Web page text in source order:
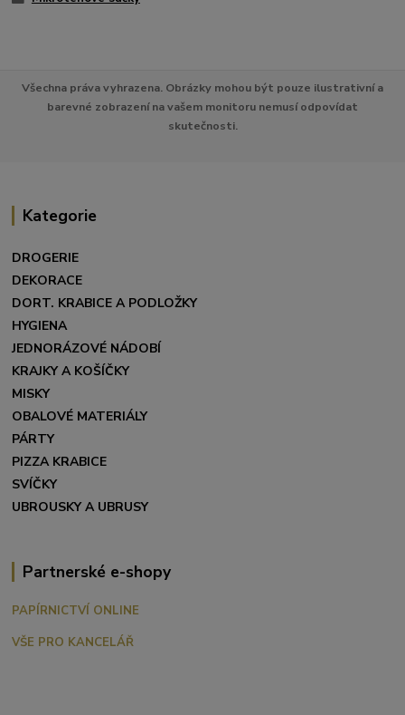
Všechna práva vyhrazena. Obrázky mohou být pouze ilustrativní a
barevné zobrazení na vašem monitoru nemusí odpovídat
skutečnosti.
Kategorie
DROGERIE
DEKORACE
DORT. KRABICE A PODLOŽKY
HYGIENA
JEDNORÁZOVÉ NÁDOBÍ
KRAJKY A KOŠÍČKY
MISKY
OBALOVÉ MATERIÁLY
PÁRTY
PIZZA KRABICE
SVÍČKY
UBROUSKY A UBRUSY
Partnerské e-shopy
PAPÍRNICTVÍ ONLINE
VŠE PRO KANCELÁŘ